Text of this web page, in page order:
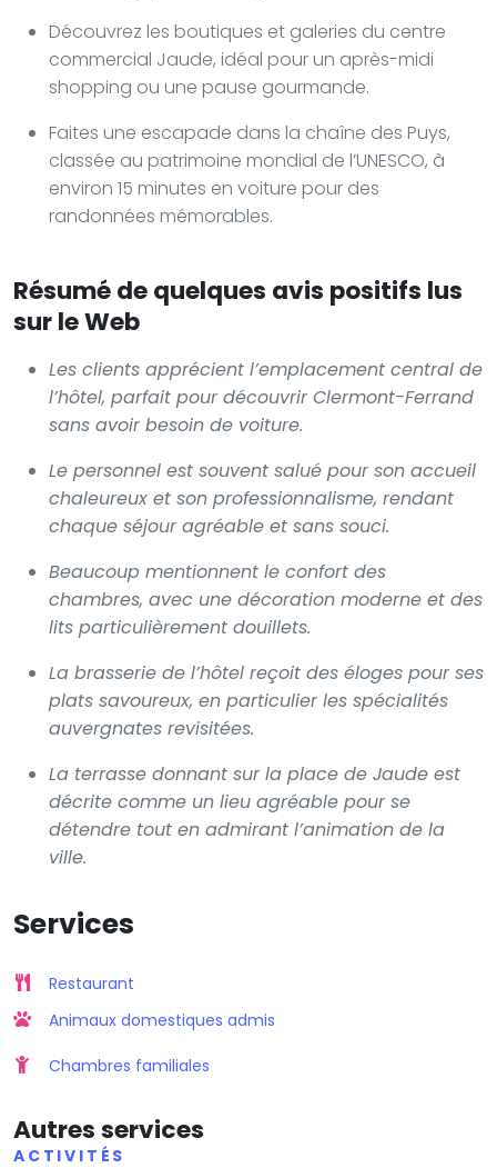
Découvrez les boutiques et galeries du centre
commercial Jaude, idéal pour un après-midi
shopping ou une pause gourmande.
Faites une escapade dans la chaîne des Puys,
classée au patrimoine mondial de l’UNESCO, à
environ 15 minutes en voiture pour des
randonnées mémorables.
Résumé de quelques avis positifs lus
sur le Web
Les clients apprécient l’emplacement central de
l’hôtel, parfait pour découvrir Clermont-Ferrand
sans avoir besoin de voiture.
Le personnel est souvent salué pour son accueil
chaleureux et son professionnalisme, rendant
chaque séjour agréable et sans souci.
Beaucoup mentionnent le confort des
chambres, avec une décoration moderne et des
lits particulièrement douillets.
La brasserie de l’hôtel reçoit des éloges pour ses
plats savoureux, en particulier les spécialités
auvergnates revisitées.
La terrasse donnant sur la place de Jaude est
décrite comme un lieu agréable pour se
détendre tout en admirant l’animation de la
ville.
Services
Restaurant
Animaux domestiques admis
Chambres familiales
Autres services
ACTIVITÉS